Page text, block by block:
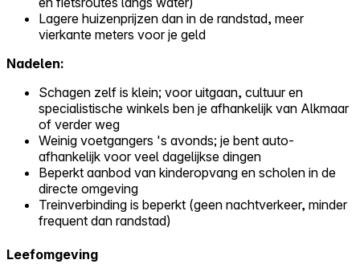
Lagere huizenprijzen dan in de randstad, meer
vierkante meters voor je geld
Nadelen:
Schagen zelf is klein; voor uitgaan, cultuur en
specialistische winkels ben je afhankelijk van Alkmaar
of verder weg
Weinig voetgangers 's avonds; je bent auto-
afhankelijk voor veel dagelijkse dingen
Beperkt aanbod van kinderopvang en scholen in de
directe omgeving
Treinverbinding is beperkt (geen nachtverkeer, minder
frequent dan randstad)
Leefomgeving